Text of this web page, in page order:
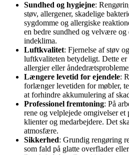
Sundhed og hygiejne:
støv, allergener, skadelige
sygdomme og allergiske
en bedre sundhed og velvære
indeklima.
Luftkvalitet: Fjernelse af støv
luftkvaliteten betydeligt. Dette
allergier eller
Længere levetid for ejendele:
forlænger levetiden for møbler,
at forhindre akkumulering af
Professionel fremtoning: På
rene og velplejede omgivelser
klienter og medarbejdere. Det
atmosfære.
Sikkerhed: Grundig rengøring
som fald på glatte overflader